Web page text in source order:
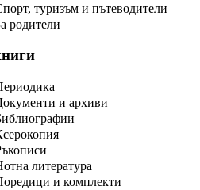
туризъм и пътеводители
родители
и архиви
литература
и комплекти